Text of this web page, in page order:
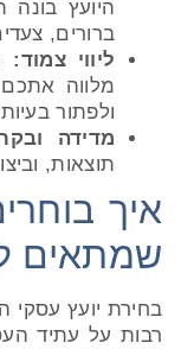
היועץ
ברורים,
ליווי צמוד:
מלווה
ולפתור
מדידה
תוצאות,
איך
שמתאים
בחירת יועץ
רבות על עתיד